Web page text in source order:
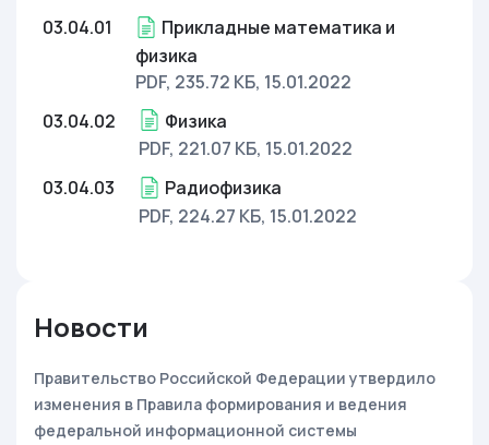
03.04.01
Прикладные математика и
физика
PDF, 235.72 КБ, 15.01.2022
03.04.02
Физика
PDF, 221.07 КБ, 15.01.2022
03.04.03
Радиофизика
PDF, 224.27 КБ, 15.01.2022
Новости
Правительство Российской Федерации утвердило
изменения в Правила формирования и ведения
федеральной информационной системы